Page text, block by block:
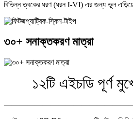
বিভিন্ন ত্বকের ধরণ (ধরন I-VI) এর জন্য ভুল
৩০+ সনাক্তকরণ মাত্রা
১২টি এইচডি পূর্ণ